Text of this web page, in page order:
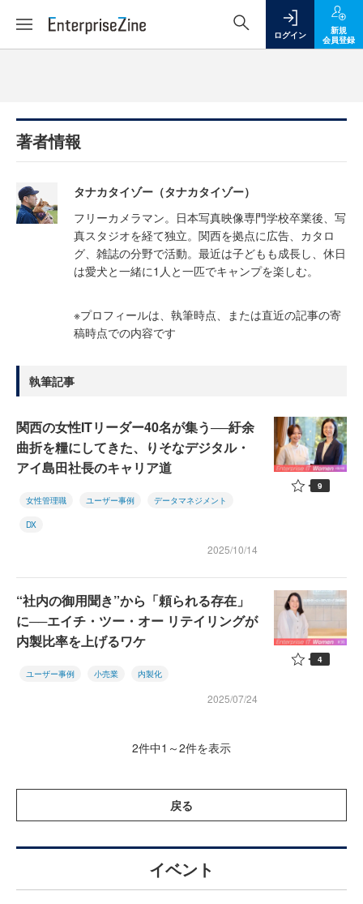
ログイン
新規
会員登録
著者情報
タナカタイゾー（タナカタイゾー）
フリーカメラマン。日本写真映像専門学校卒業後、写
真スタジオを経て独立。関西を拠点に広告、カタロ
グ、雑誌の分野で活動。最近は子どもも成長し、休日
は愛犬と一緒に1人と一匹でキャンプを楽しむ。
※プロフィールは、執筆時点、または直近の記事の寄
稿時点での内容です
執筆記事
関西の女性ITリーダー40名が集う──紆余
曲折を糧にしてきた、りそなデジタル・
アイ島田社長のキャリア道
女性管理職 ユーザー事例 データマネジメント
DX
2025/10/14
9
“社内の御用聞き”から「頼られる存在」
に──エイチ・ツー・オー リテイリングが
内製比率を上げるワケ
ユーザー事例 小売業 内製化
2025/07/24
4
2件中1～2件を表示
戻る
イベント